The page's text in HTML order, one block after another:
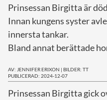
Prinsessan Birgitta är
Innan kungens syster
innersta tankar.
Bland annat berättade
AV: JENNIFER ERIXON | BILDER: TT
PUBLICERAD: 2024-12-07
Prinsessan Birgitta gick